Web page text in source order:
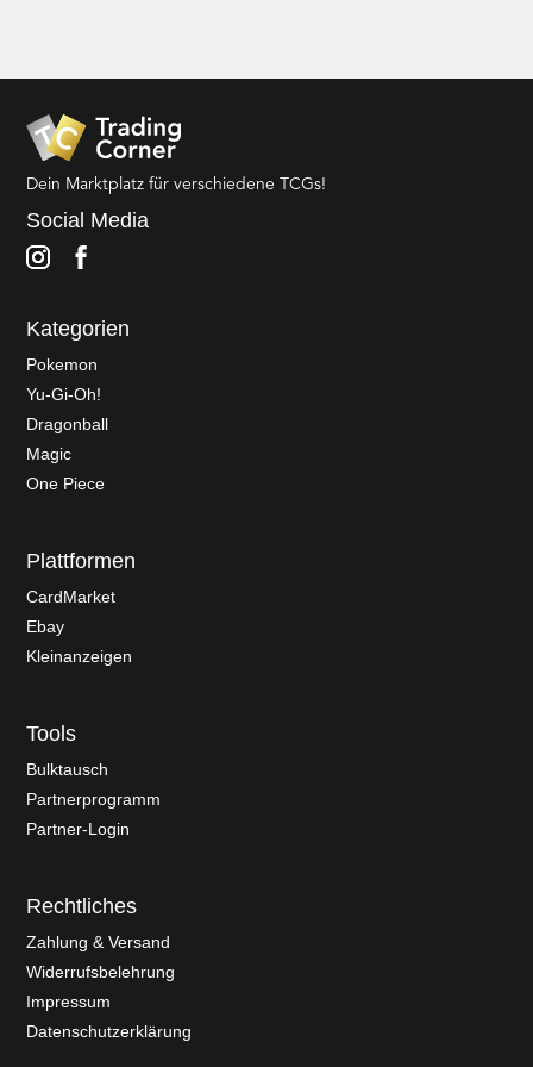
Dein Marktplatz für verschiedene TCGs!
Social Media
Kategorien
Pokemon
Yu-Gi-Oh!
Dragonball
Magic
One Piece
Plattformen
CardMarket
Ebay
Kleinanzeigen
Tools
Bulktausch
Partnerprogramm
Partner-Login
Rechtliches
Zahlung & Versand
Widerrufsbelehrung
Impressum
Datenschutzerklärung